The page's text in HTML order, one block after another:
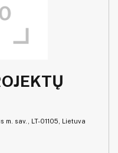
m. sav., LT-01105, Lietuva